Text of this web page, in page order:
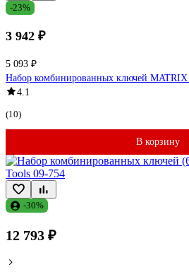
-23%
3 942 ₽
5 093 ₽
Набор комбинированных ключей
4.1
(10)
В корзину
-30%
12 793 ₽